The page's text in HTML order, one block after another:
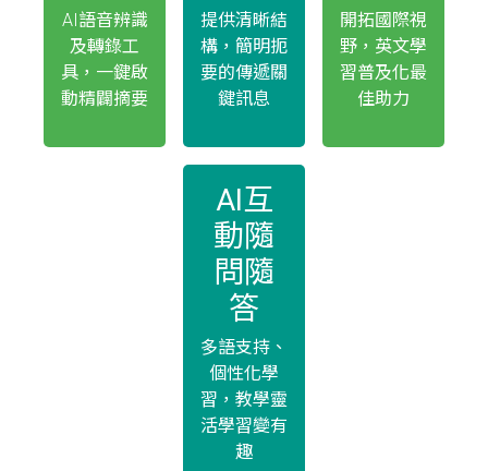
AI語音辨識
及轉錄工
具，一鍵啟
動精闢摘要
提供清晰結
構，簡明扼
要的傳遞關
鍵訊息
開拓國際視
野，英文學
習普及化最
佳助力
AI互
動隨
問隨
答
多語支持、
個性化學
習，教學靈
活學習變有
趣